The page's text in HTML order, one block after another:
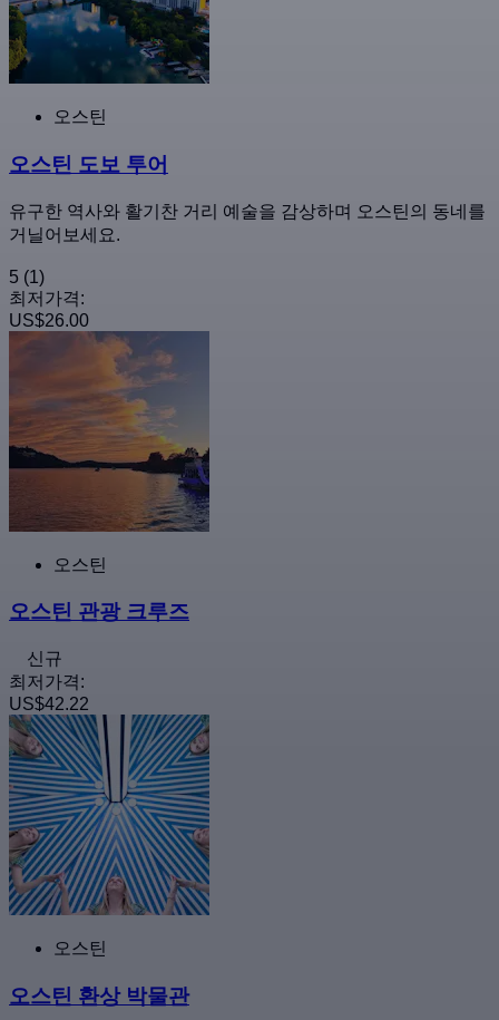
오스틴
오스틴 도보 투어
유구한 역사와 활기찬 거리 예술을 감상하며 오스틴의 동네를
거닐어보세요.
5 (1)
최저가격:
US$26.00
오스틴
오스틴 관광 크루즈
신규
최저가격:
US$42.22
오스틴
오스틴 환상 박물관